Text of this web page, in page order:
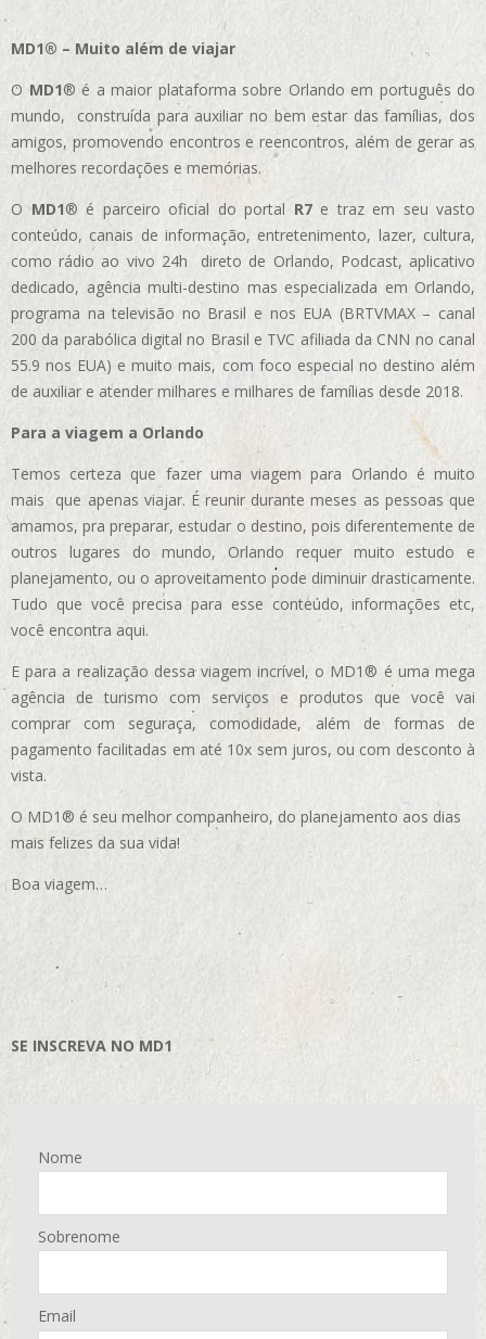
MD1® – Muito além de viajar
O MD1® é a maior plataforma sobre Orlando em português do
mundo, construída para auxiliar no bem estar das famílias, dos
amigos, promovendo encontros e reencontros, além de gerar as
melhores recordações e memórias.
OMD1® é parceiro oficial do portal R7e traz em seu vasto
conteúdo, canais de informação, entretenimento, lazer, cultura,
como rádio ao vivo 24h direto de Orlando, Podcast, aplicativo
dedicado, agência multi-destino mas especializada em Orlando,
programa na televisão no Brasil e nos EUA (BRTVMAX – canal
200 da parabólica digital no Brasil e TVC afiliada da CNN no canal
55.9 nos EUA) e muito mais, com foco especial no destino além
de auxiliar e atender milhares e milhares de famílias desde 2018.
Para a viagem a Orlando
Temos certeza que fazer uma viagem para Orlando é muito
mais que apenas viajar. É reunir durante meses as pessoas que
amamos, pra preparar, estudar o destino, pois diferentemente de
outros lugares do mundo, Orlando requer muito estudo e
planejamento, ou o aproveitamento pode diminuir drasticamente.
Tudo que você precisa para esse conteúdo, informações etc,
você encontra aqui.
E para a realização dessa viagem incrível, o MD1® é uma mega
agência de turismo com serviços e produtos que você vai
comprar com seguraça, comodidade, além de formas de
pagamento facilitadas em até 10x sem juros, ou com desconto à
vista.
O MD1® é seu melhor companheiro, do planejamento aos dias
mais felizes da sua vida!
Boa viagem…
SE INSCREVA NO MD1
Nome
Sobrenome
Email